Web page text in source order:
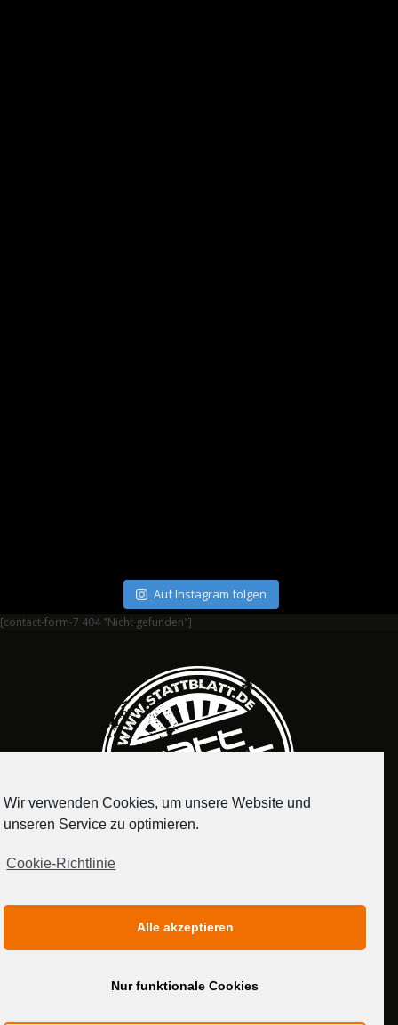
Auf Instagram folgen
[contact-form-7 404 "Nicht gefunden"]
MEDIADATEN
Wir verwenden Cookies, um unsere Website und
unseren Service zu optimieren.
Cookie-Richtlinie
Alle akzeptieren
Nur funktionale Cookies